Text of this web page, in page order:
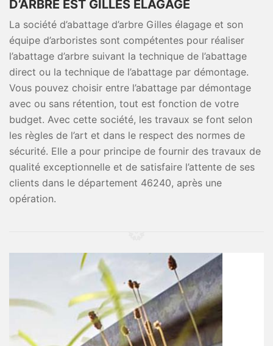
D’ARBRE EST GILLES ÉLAGAGE
La société d’abattage d’arbre Gilles élagage et son
équipe d’arboristes sont compétentes pour réaliser
l’abattage d’arbre suivant la technique de l’abattage
direct ou la technique de l’abattage par démontage.
Vous pouvez choisir entre l’abattage par démontage
avec ou sans rétention, tout est fonction de votre
budget. Avec cette société, les travaux se font selon
les règles de l’art et dans le respect des normes de
sécurité. Elle a pour principe de fournir des travaux de
qualité exceptionnelle et de satisfaire l’attente de ses
clients dans le département 46240, après une
opération.